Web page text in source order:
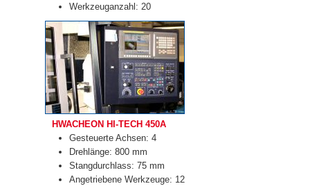
Werkzeuganzahl: 20
HWACHEON HI-TECH 450A
Gesteuerte Achsen: 4
Drehlänge: 800 mm
Stangdurchlass: 75 mm
Angetriebene Werkzeuge: 12